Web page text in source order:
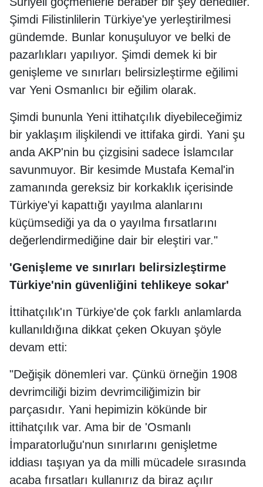
Şimdi Filistinlilerin Türkiye'ye yerleştirilmesi
gündemde. Bunlar konuşuluyor ve belki de
pazarlıkları yapılıyor. Şimdi demek ki bir
genişleme ve sınırları belirsizleştirme eğilimi
var Yeni Osmanlıcı bir eğilim olarak.
Şimdi bununla Yeni ittihatçılık diyebileceğimiz
bir yaklaşım ilişkilendi ve ittifaka girdi. Yani şu
anda AKP'nin bu çizgisini sadece İslamcılar
savunmuyor. Bir kesimde Mustafa Kemal'in
zamanında gereksiz bir korkaklık içerisinde
Türkiye'yi kapattığı yayılma alanlarını
küçümsediği ya da o yayılma fırsatlarını
değerlendirmediğine dair bir eleştiri var."
'Genişleme ve sınırları belirsizleştirme
Türkiye'nin güvenliğini tehlikeye sokar'
İttihatçılık'ın Türkiye'de çok farklı anlamlarda
kullanıldığına dikkat çeken Okuyan şöyle
devam etti:
"Değişik dönemleri var. Çünkü örneğin 1908
devrimciliği bizim devrimciliğimizin bir
parçasıdır. Yani hepimizin kökünde bir
ittihatçılık var. Ama bir de 'Osmanlı
İmparatorluğu'nun sınırlarını genişletme
iddiası taşıyan ya da milli mücadele sırasında
acaba fırsatları kullanırız da biraz açılır